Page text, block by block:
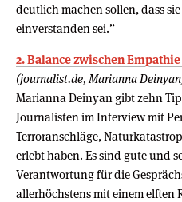
deutlich machen sollen, dass
einverstanden sei.”
2. Balance zwischen
(journalist.de, Marianna
Marianna Deinyan gibt zehn
Journalisten im Interview mit
Terroranschläge,
erlebt haben. Es sind gute und
Verantwortung für die
allerhöchstens mit einem elften